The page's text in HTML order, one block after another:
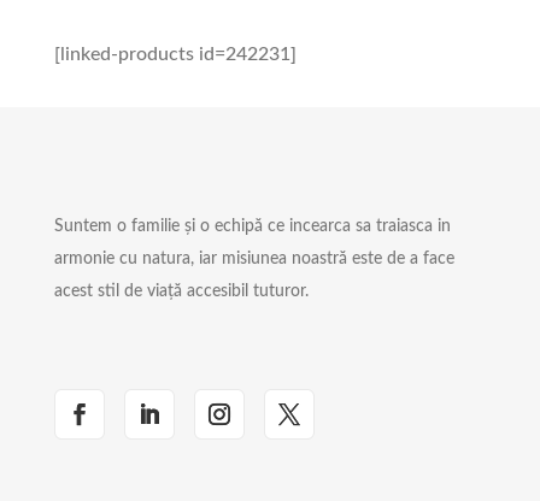
[linked-products id=242231]
Suntem o familie și o echipă ce incearca sa traiasca in
armonie cu natura, iar misiunea noastră este de a face
acest stil de viață accesibil tuturor.